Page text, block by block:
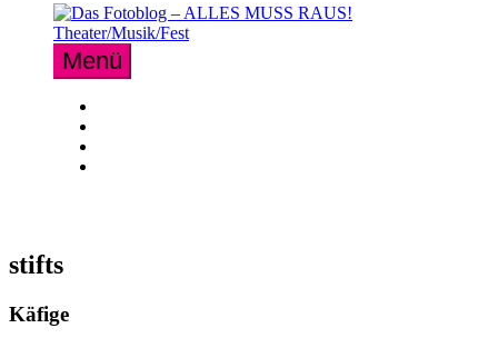
Menü
stifts
Käfige